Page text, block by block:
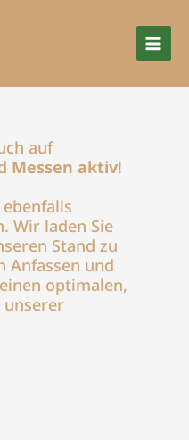
auf
Messen aktiv!
Wir laden Sie
Stand zu
Anfassen und
optimalen,
unserer